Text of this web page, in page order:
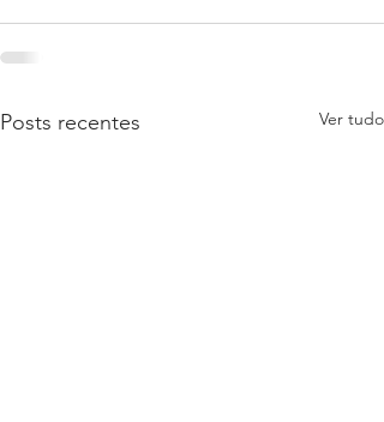
Posts recentes Ver tudo